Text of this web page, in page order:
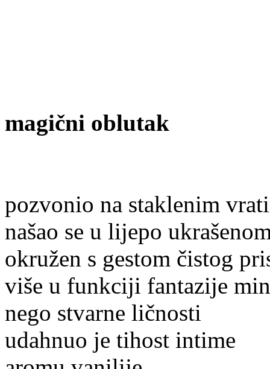
magični oblutak
pozvonio na staklenim
našao se u lijepo
okružen s gestom čistog
više u funkciji fantazije
nego stvarne ličnosti
udahnuo je tihost intime